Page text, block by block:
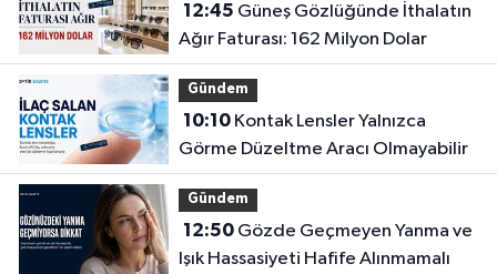
12:45
Ağır Faturası: 162 Milyon Dolar
Gündem
10:10Kontak Lensler Yalnızca
Görme Düzeltme Aracı Olmayabilir
Gündem
12:50Gözde Geçmeyen Yanma ve
Işık Hassasiyeti Hafife Alınmamalı